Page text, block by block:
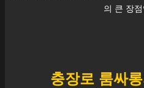
의 큰 장점
충장로룸싸롱